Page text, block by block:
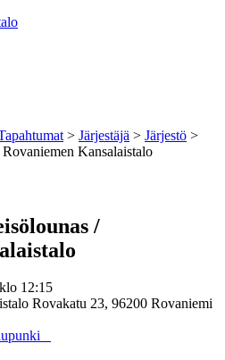
> Järjestäjä > Järjestö >
Kansalaistalo
/
12:15
Rovakatu 23, 96200 Rovaniemi